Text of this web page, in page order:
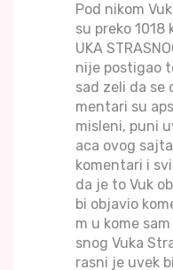
Pod nikom
su preko
UKA
nije postigao
sad zeli da se
mentari su
misleni, puni
aca ovog
komentari i
da je to Vuk
bi objavio
m u kome
snog Vuka
rasni je uvek